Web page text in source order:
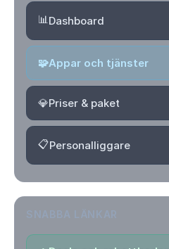
📊Dashboard
🧩Appar och tjänster
💎Priser & paket
📋Personalliggare